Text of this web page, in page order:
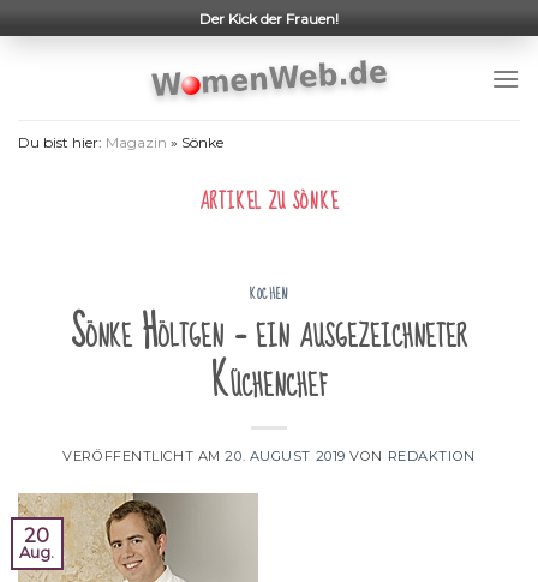
to
Der Kick der Frauen!
Du bist hier: Magazin » Sönke
ARTIKEL ZUSÖNKE
KOCHEN
Sönke Höltgen – ein ausgezeichneter
Küchenchef
VERÖFFENTLICHT AM20. AUGUST 2019 VON REDAKTION
20
Aug.